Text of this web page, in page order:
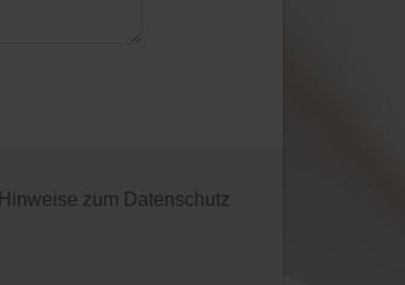
Hinweise zum Datenschutz